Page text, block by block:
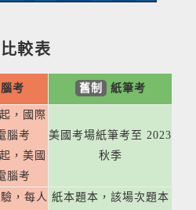
較表
考 舊制 紙筆考
，國際
腦考
，美國
腦考
美國考場紙筆考至 2023
秋季
，每人 紙本題本，該場次題本